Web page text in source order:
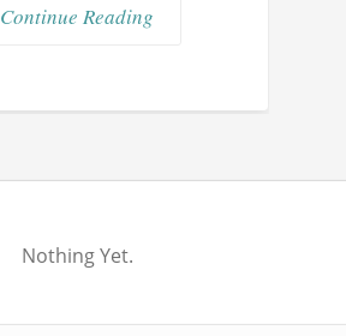
Continue Reading
Nothing Yet.